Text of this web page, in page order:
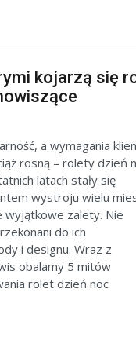
kojarzą się
a wymagania
rosną – rolety dzień
latach stały się
wystroju wielu
wyjątkowe zalety. Nie
do ich
i designu. Wraz z
obalamy 5 mitów
rolet dzień noc